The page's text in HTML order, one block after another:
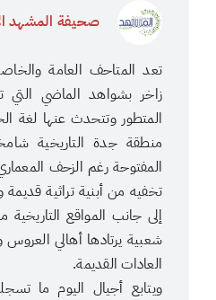
صحيفة المشهد
تعد المتاحف العامة
زاخر بشواهد الماضي التي
المتطور وتتحدث عنها لغة
منطقة جدة التاريخية
المفتوحة رغم الزحف
تخفيه من أبنية تراثية
إلى جانب المواقع
شعبية يرتادها أهالي العروس
العادات القديمة.
ويتابع أجيال اليوم ما